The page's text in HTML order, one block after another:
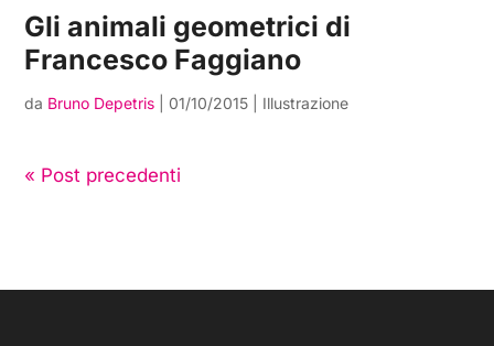
Gli animali geometrici di
Francesco Faggiano
da Bruno Depetris 01/10/2015 Illustrazione
« Post precedenti